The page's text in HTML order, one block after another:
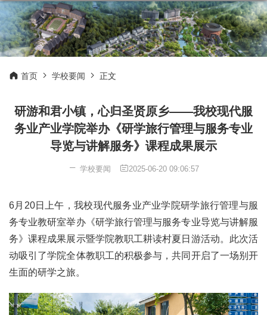
首页 学校要闻 正文
研游和君小镇，心归圣贤原乡——我校现代服
务业产业学院举办《研学旅行管理与服务专业
导览与讲解服务》课程成果展示
学校要闻 2025-06-20 09:06:57
6月20日上午，我校现代服务业产业学院研学旅行管理与服
务专业教研室举办《研学旅行管理与服务专业导览与讲解服
务》课程成果展示暨学院教职工耕读村夏日游活动。此次活
动吸引了学院全体教职工的积极参与，共同开启了一场别开
生面的研学之旅。